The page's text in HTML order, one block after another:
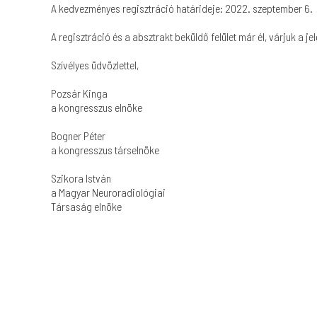
A kedvezményes regisztráció határideje: 2022. szeptember 6.
A regisztráció és a absztrakt beküldő felület már él, várjuk a
Szívélyes üdvözlettel,
Pozsár Kinga
a kongresszus elnöke
Bogner Péter
a kongresszus társelnöke
Szikora István
a Magyar Neuroradiológiai
Társaság elnöke